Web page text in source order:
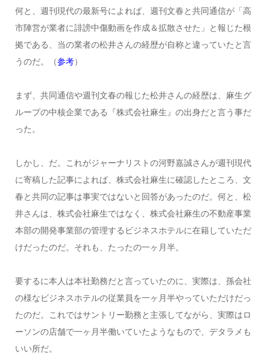
何と、週刊現代の最新号によれば、週刊文春と共同通信が「高
市陣営が業者に誹謗中傷動画を作成＆拡散させた」と報じた根
拠である、当の業者の松井さんの経歴が自称と違っていたと言
うのだ。（参考）
まず、共同通信や週刊文春の報じた松井さんの経歴は、麻生グ
ループの中核企業である『株式会社麻生』の出身だと言う事だ
った。
しかし、だ。これがジャーナリストの河野嘉誠さんが週刊現代
に寄稿した記事によれば、株式会社麻生に確認したところ、文
春と共同の記事は事実ではないと回答があったのだ。何と、松
井さんは、株式会社麻生ではなく、株式会社麻生の不動産事業
本部の開発事業部の管理するビジネスホテルに在籍していただ
けだったのだ。それも、たったの一ヶ月半。
要するに本人は本社勤務だと言っていたのに、実際は、孫会社
の様なビジネスホテルの従業員を一ヶ月半やっていただけだっ
たのだ。これではサントリー勤務と主張してながら、実際はロ
ーソンの店舗で一ヶ月半働いていたようなもので、デタラメも
いい所だ。